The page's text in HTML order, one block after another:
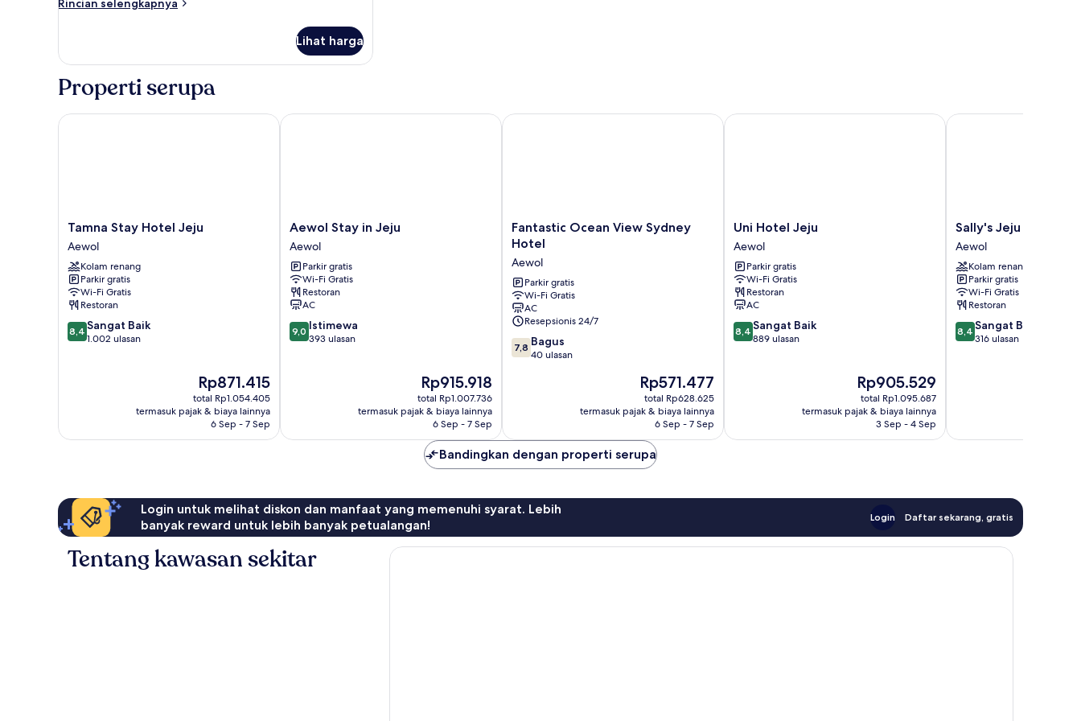
Rincian selengkapnya
Family
Sea
Lihat harga
Properti serupa
Tamna
Stay
Hotel
Jeju
Aewol
Tamna Stay Hotel Jeju
Aewol
Kolam renang
Parkir gratis
Wi-Fi Gratis
Restoran
8.4
dari
8,4 Sangat Baik
1.002 ulasan
Harga
sekarang
Rp871.415
Rp871.415
total Rp1.054.405
termasuk pajak & biaya lainnya
6 Sep - 7 Sep
Tamna Stay Hotel Jeju
Aewol
Stay
in
Jeju
Aewol
Aewol Stay in Jeju
Aewol
Parkir gratis
Wi-Fi Gratis
Restoran
AC
9.0
dari
9,0 Istimewa
393 ulasan
Harga
sekarang
Rp915.918
Rp915.918
total Rp1.007.736
termasuk pajak & biaya lainnya
6 Sep - 7 Sep
Aewol Stay in Jeju
Fantastic
Ocean
Sydney
Hotel
Aewol
Fantastic Ocean View Sydney
Hotel
Aewol
Parkir gratis
Wi-Fi Gratis
AC
Resepsionis 24/7
7.8
dari
7,8 Bagus
40 ulasan
Harga
sekarang
Rp571.477
Rp571.477
total Rp628.625
termasuk pajak & biaya lainnya
6 Sep - 7 Sep
Fantastic Ocean View Sydney Hotel
Uni
Hotel
Jeju
Aewol
Uni Hotel Jeju
Aewol
Parkir gratis
Wi-Fi Gratis
Restoran
AC
8.4
dari
8,4 Sangat Baik
889 ulasan
Harga
sekarang
Rp905.529
Rp905.529
total Rp1.095.687
termasuk pajak & biaya lainnya
3 Sep - 4 Sep
Uni Hotel Jeju
Sally's
Jeju
Aewol
Sally's Jeju
Aewol
Kolam renang
Parkir gratis
Wi-Fi Gratis
Restoran
8.4
dari
8,4 Sangat Baik
316 ulasan
Sally's Jeju
Bandingkan dengan properti serupa
Login untuk melihat diskon dan manfaat yang memenuhi syarat. Lebih
banyak reward untuk lebih banyak petualangan!
Login Daftar sekarang, gratis
Tentang kawasan sekitar